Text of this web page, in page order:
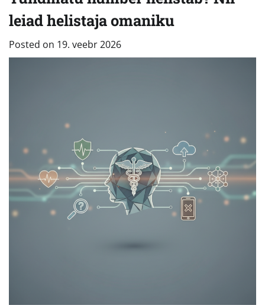
leiad helistaja omaniku
Posted on 19. veebr 2026